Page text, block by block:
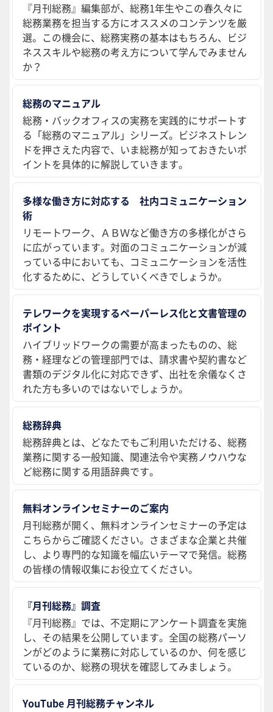
『月刊総務』編集部が、総務1年生やこの春久々に
総務業務を担当する方にオススメのコンテンツを厳
選。この機会に、総務実務の基本はもちろん、ビジ
ネススキルや総務の考え方について学んでみません
か？
総務のマニュアル
総務・バックオフィスの実務を実践的にサポートす
る「総務のマニュアル」シリーズ。ビジネストレン
ドを押さえた内容で、いま総務が知っておきたいポ
イントを具体的に解説していきます。
多様な働き方に対応する 社内コミュニケーション
術
リモートワーク、ＡＢＷなど働き方の多様化がさら
に広がっています。対面のコミュニケーションが減
っている中においても、コミュニケーションを活性
化するために、どうしていくべきでしょうか。
テレワークを実現するペーパーレス化と文書管理の
ポイント
ハイブリッドワークの需要が高まったものの、総
務・経理などの管理部門では、請求書や契約書など
書類のデジタル化に対応できず、出社を余儀なくさ
れた方も多いのではないでしょうか。
総務辞典
総務辞典とは、どなたでもご利用いただける、総務
業務に関する一般知識、関連法令や実務ノウハウな
ど総務に関する用語辞典です。
無料オンラインセミナーのご案内
月刊総務が開く、無料オンラインセミナーの予定は
こちらからご確認ください。さまざまな企業と共催
し、より専門的な知識を幅広いテーマで発信。総務
の皆様の情報収集にお役立てください。
『月刊総務』調査
『月刊総務』では、不定期にアンケート調査を実施
し、その結果を公開しています。全国の総務パーソ
ンがどのように業務に対応しているのか、何を感じ
ているのか、総務の現状を確認してみましょう。
YouTube 月刊総務チャンネル